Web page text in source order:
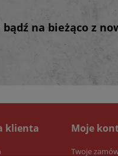
na bieżąco z
klienta Moje
Twoje